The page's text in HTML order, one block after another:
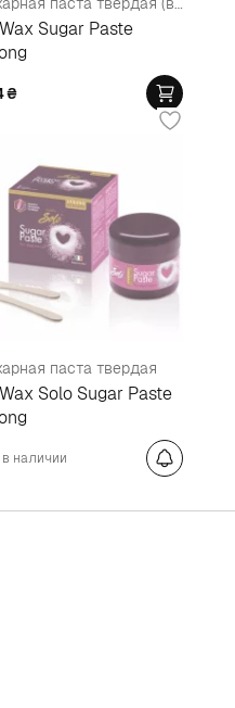
Sugar Paste
₴
паста твердая
Solo Sugar Paste
наличии